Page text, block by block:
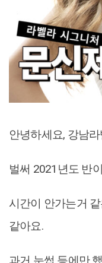
안녕하세요, 강남
벌써 2021년도 반
시간이 안가는거
같아요.